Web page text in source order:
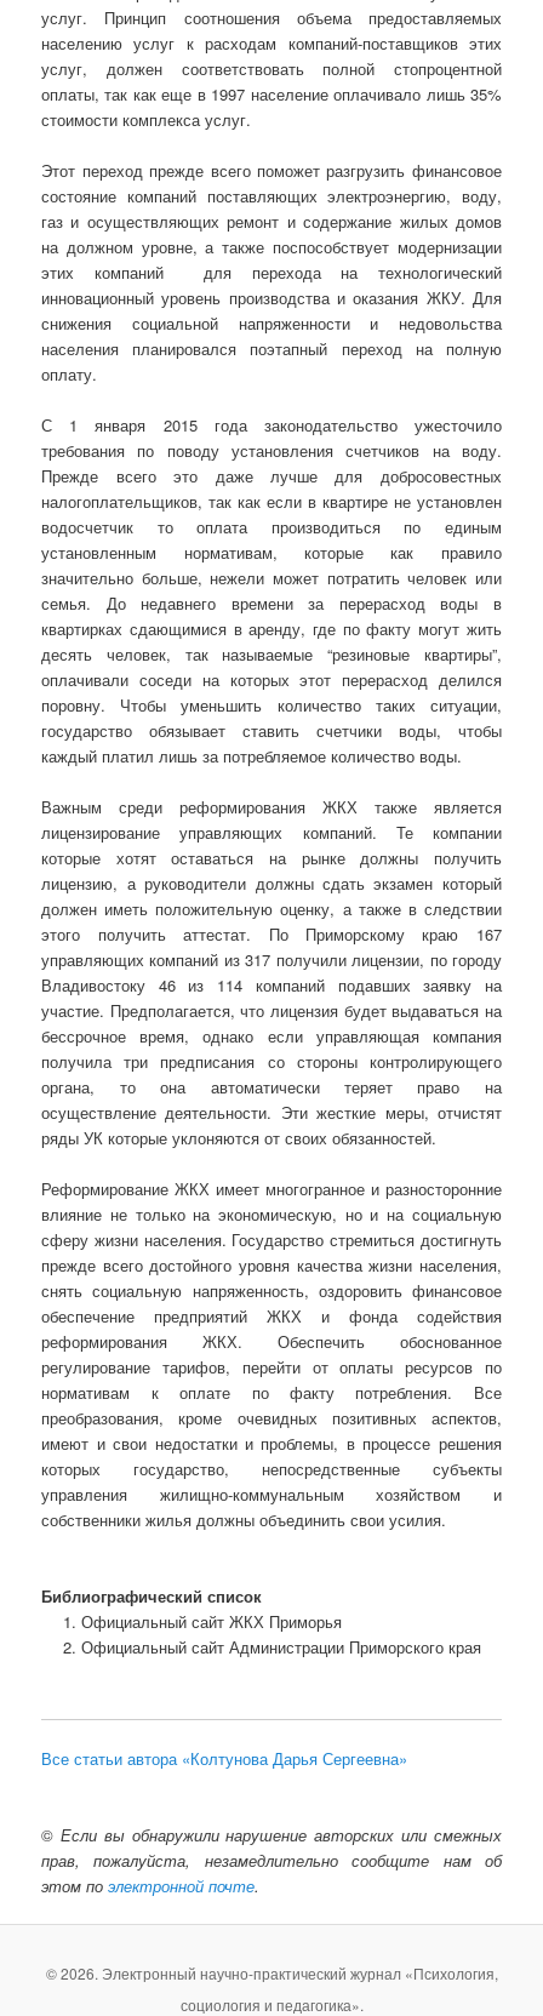
услуг. Принцип соотношения объема предоставляемых
населению услуг к расходам компаний-поставщиков этих
услуг, должен соответствовать полной стопроцентной
оплаты, так как еще в 1997 население оплачивало лишь 35%
стоимости комплекса услуг.
Этот переход прежде всего поможет разгрузить финансовое
состояние компаний поставляющих электроэнергию, воду,
газ и осуществляющих ремонт и содержание жилых домов
на должном уровне, а также поспособствует модернизации
этих компаний для перехода на технологический
инновационный уровень производства и оказания ЖКУ. Для
снижения социальной напряженности и недовольства
населения планировался поэтапный переход на полную
оплату.
С 1 января 2015 года законодательство ужесточило
требования по поводу установления счетчиков на воду.
Прежде всего это даже лучше для добросовестных
налогоплательщиков, так как если в квартире не установлен
водосчетчик то оплата производиться по единым
установленным нормативам, которые как правило
значительно больше, нежели может потратить человек или
семья. До недавнего времени за перерасход воды в
квартирках сдающимися в аренду, где по факту могут жить
десять человек, так называемые “резиновые квартиры”,
оплачивали соседи на которых этот перерасход делился
поровну. Чтобы уменьшить количество таких ситуации,
государство обязывает ставить счетчики воды, чтобы
каждый платил лишь за потребляемое количество воды.
Важным среди реформирования ЖКХ также является
лицензирование управляющих компаний. Те компании
которые хотят оставаться на рынке должны получить
лицензию, а руководители должны сдать экзамен который
должен иметь положительную оценку, а также в следствии
этого получить аттестат. По Приморскому краю 167
управляющих компаний из 317 получили лицензии, по городу
Владивостоку 46 из 114 компаний подавших заявку на
участие. Предполагается, что лицензия будет выдаваться на
бессрочное время, однако если управляющая компания
получила три предписания со стороны контролирующего
органа, то она автоматически теряет право на
осуществление деятельности. Эти жесткие меры, отчистят
ряды УК которые уклоняются от своих обязанностей.
Реформирование ЖКХ имеет многогранное и разносторонние
влияние не только на экономическую, но и на социальную
сферу жизни населения. Государство стремиться достигнуть
прежде всего достойного уровня качества жизни населения,
снять социальную напряженность, оздоровить финансовое
обеспечение предприятий ЖКХ и фонда содействия
реформирования ЖКХ. Обеспечить обоснованное
регулирование тарифов, перейти от оплаты ресурсов по
нормативам к оплате по факту потребления. Все
преобразования, кроме очевидных позитивных аспектов,
имеют и свои недостатки и проблемы, в процессе решения
которых государство, непосредственные субъекты
управления жилищно-коммунальным хозяйством и
собственники жилья должны объединить свои усилия.
Библиографический список
Официальный сайт ЖКХ Приморья
Официальный сайт Администрации Приморского края
Все статьи автора «Колтунова Дарья Сергеевна»
© Если вы обнаружили нарушение авторских или смежных
прав, пожалуйста, незамедлительно сообщите нам об
этом поэлектронной почте.
© 2026. Электронный научно-практический журнал «Психология,
социология и педагогика».